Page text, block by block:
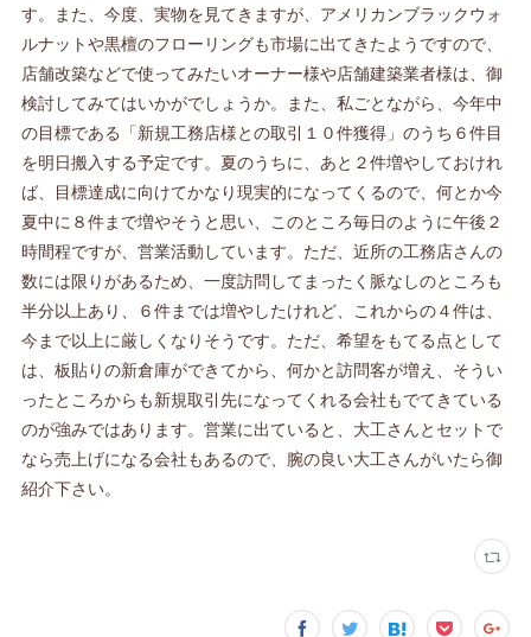
す。また、今度、実物を見てきますが、アメリカンブラックウォ
ルナットや黒檀のフローリングも市場に出てきたようですので、
店舗改築などで使ってみたいオーナー様や店舗建築業者様は、御
検討してみてはいかがでしょうか。また、私ごとながら、今年中
の目標である「新規工務店様との取引１０件獲得」のうち６件目
を明日搬入する予定です。夏のうちに、あと２件増やしておけれ
ば、目標達成に向けてかなり現実的になってくるので、何とか今
夏中に８件まで増やそうと思い、このところ毎日のように午後２
時間程ですが、営業活動しています。ただ、近所の工務店さんの
数には限りがあるため、一度訪問してまったく脈なしのところも
半分以上あり、６件までは増やしたけれど、これからの４件は、
今まで以上に厳しくなりそうです。ただ、希望をもてる点として
は、板貼りの新倉庫ができてから、何かと訪問客が増え、そうい
ったところからも新規取引先になってくれる会社もでてきている
のが強みではあります。営業に出ていると、大工さんとセットで
なら売上げになる会社もあるので、腕の良い大工さんがいたら御
紹介下さい。